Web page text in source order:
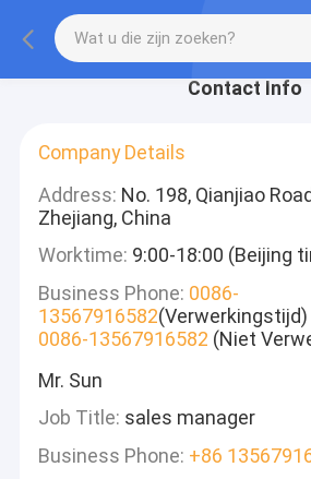
Contact Info
Company Details
Address: No. 198, Qianjiao
Zhejiang, China
Worktime: 9:00-18:00 (Beijing
Business Phone: 0086-
13567916582(Verwerkingstijd)
0086-13567916582 (Niet
Mr. Sun
Job Title: sales manager
Business Phone: +86